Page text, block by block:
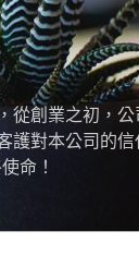
從創業之初，
護對本公司的
命！